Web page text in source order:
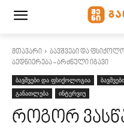
მთავარი ბავშვები და
ბედნიერება - ბრძნული იგავი
ბავშვები და ფსიქოლოგია
განათლება
ინტერვიუ
როგორ